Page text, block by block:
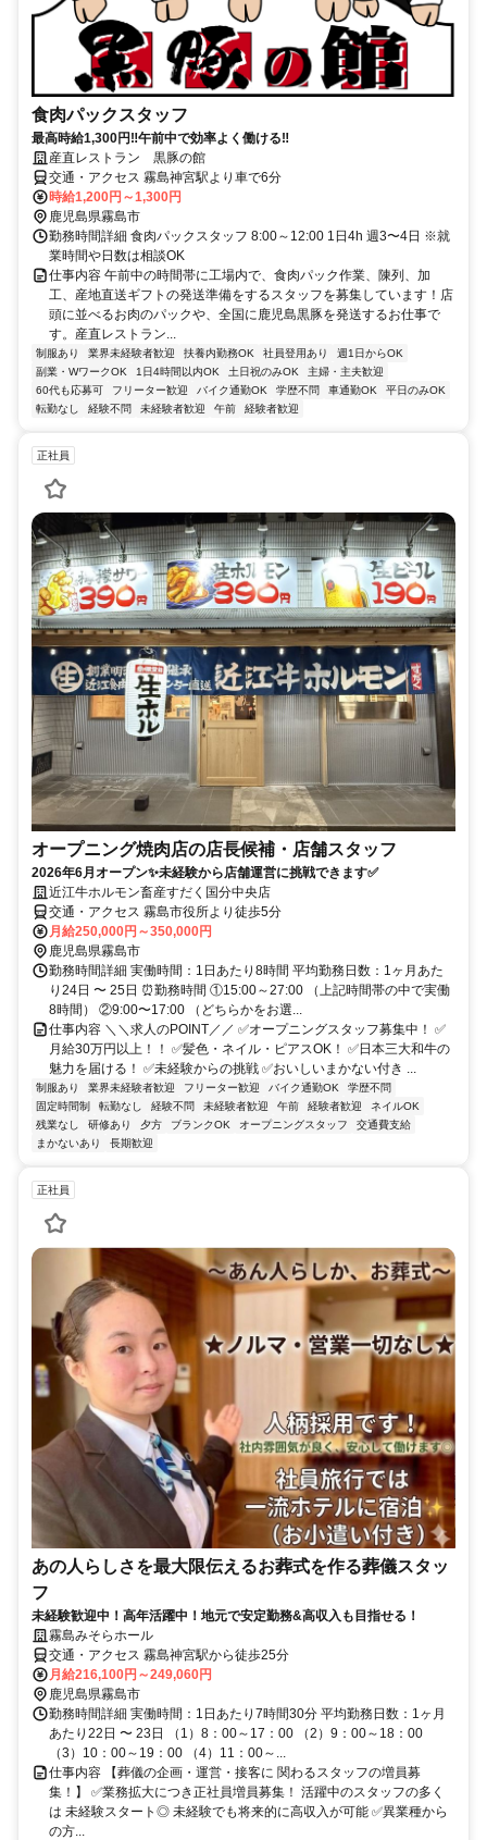
食肉パックスタッフ
最高時給1,300円‼午前中で効率よく働ける‼
産直レストラン 黒豚の館
交通・アクセス 霧島神宮駅より車で6分
時給1,200円～1,300円
鹿児島県霧島市
勤務時間詳細 食肉パックスタッフ 8:00～12:00 1日4h 週3〜4日 ※就
業時間や日数は相談OK
仕事内容 午前中の時間帯に工場内で、食肉パック作業、陳列、加
工、産地直送ギフトの発送準備をするスタッフを募集しています！店
頭に並べるお肉のパックや、全国に鹿児島黒豚を発送するお仕事で
す。産直レストラン...
制服あり 業界未経験者歓迎 扶養内勤務OK 社員登用あり
週1日からOK
副業・WワークOK
1日4時間以内OK 土日祝のみOK
主婦・主夫歓迎
60代も応募可
フリーター歓迎 バイク通勤OK 学歴不問 車通勤OK
平日のみOK
転勤なし
経験不問 未経験者歓迎 午前 経験者歓迎
正社員
オープニング焼肉店の店長候補・店舗スタッフ
2026年6月オープン✨未経験から店舗運営に挑戦できます✅
近江牛ホルモン畜産すだく国分中央店
交通・アクセス 霧島市役所より徒歩5分
月給250,000円～350,000円
鹿児島県霧島市
勤務時間詳細 実働時間：1日あたり8時間 平均勤務日数：1ヶ月あた
り24日 〜 25日 ⏰勤務時間 ①15:00～27:00 （上記時間帯の中で実働
8時間） ②9:00〜17:00 （どちらかをお選...
仕事内容 ＼＼求人のPOINT／／ ✅オープニングスタッフ募集中！ ✅
月給30万円以上！！ ✅髪色・ネイル・ピアスOK！ ✅日本三大和牛の
魅力を届ける！ ✅未経験からの挑戦 ✅おいしいまかない付き ...
制服あり 業界未経験者歓迎 フリーター歓迎 バイク通勤OK
学歴不問
固定時間制
転勤なし 経験不問 未経験者歓迎 午前 経験者歓迎
ネイルOK
残業なし
研修あり 夕方 ブランクOK オープニングスタッフ
交通費支給
まかないあり
長期歓迎
正社員
あの人らしさを最大限伝えるお葬式を作る葬儀スタッ
フ
未経験歓迎中！高年活躍中！地元で安定勤務&高収入も目指せる！
霧島みそらホール
交通・アクセス 霧島神宮駅から徒歩25分
月給216,100円～249,060円
鹿児島県霧島市
勤務時間詳細 実働時間：1日あたり7時間30分 平均勤務日数：1ヶ月
あたり22日 〜 23日 （1）8：00～17：00 （2）9：00～18：00
（3）10：00～19：00 （4）11：00～...
仕事内容 【葬儀の企画・運営・接客に 関わるスタッフの増員募
集！】 ✅業務拡大につき正社員増員募集！ 活躍中のスタッフの多く
は 未経験スタート◎ 未経験でも将来的に高収入が可能 ✅異業種から
の方...